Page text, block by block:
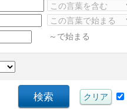
～で始まる